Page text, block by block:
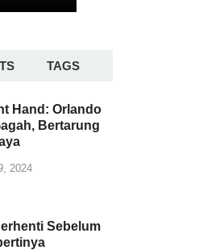
TAGS
Hand: Orlando
Bertarung
2024
Sebelum